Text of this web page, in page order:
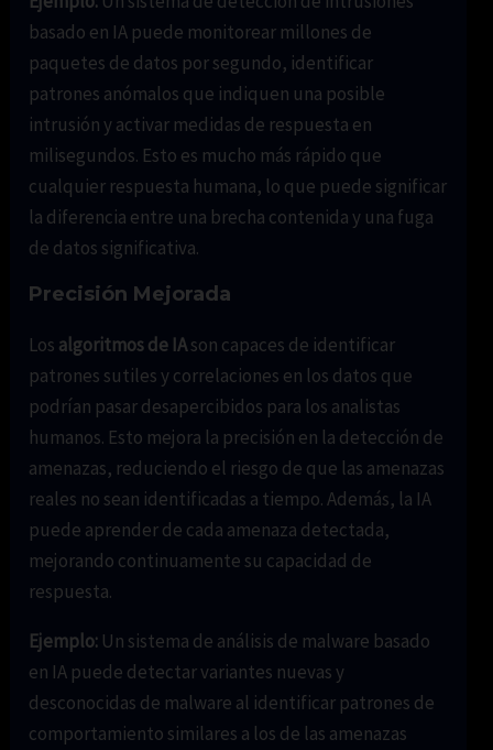
basado en IA puede monitorear millones de
paquetes de datos por segundo, identificar
patrones anómalos que indiquen una posible
intrusión y activar medidas de respuesta en
milisegundos. Esto es mucho más rápido que
cualquier respuesta humana, lo que puede significar
la diferencia entre una brecha contenida y una fuga
de datos significativa.
Precisión Mejorada
Los algoritmos de IAson capaces de identificar
patrones sutiles y correlaciones en los datos que
podrían pasar desapercibidos para los analistas
humanos. Esto mejora la precisión en la detección de
amenazas, reduciendo el riesgo de que las amenazas
reales no sean identificadas a tiempo. Además, la IA
puede aprender de cada amenaza detectada,
mejorando continuamente su capacidad de
respuesta.
Ejemplo: Un sistema de análisis de malware basado
en IA puede detectar variantes nuevas y
desconocidas de malware al identificar patrones de
comportamiento similares a los de las amenazas